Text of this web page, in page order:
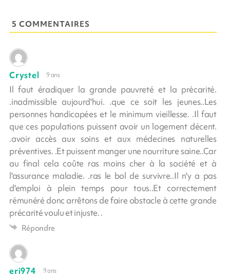
5 COMMENTAIRES
Crystel 9 ans
Il faut éradiquer la grande pauvreté et la précarité.
.inadmissible aujourd'hui. .que ce soit les jeunes..Les
personnes handicapées et le minimum vieillesse. .Il faut
que ces populations puissent avoir un logement décent.
.avoir accès aux soins et aux médecines naturelles
préventives. .Et puissent manger une nourriture saine..Car
au final cela coûte ras moins cher à la société et à
l'assurance maladie. .ras le bol de survivre..Il n'y a pas
d'emploi à plein temps pour tous..Et correctement
rémunéré donc arrêtons de faire obstacle à cette grande
précarité voulu et injuste. .
Répondre
eri974 9 ans